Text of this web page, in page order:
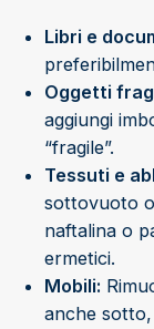
Libri e
Oggetti
aggiungi
“fragile”.
Tessuti e
sottovuoto
naftalina o
ermetici.
Mobili:
anche